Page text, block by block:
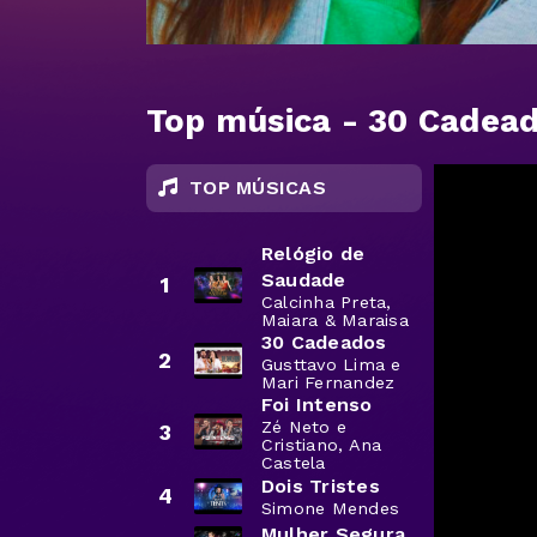
Top música - 30
TOP MÚSICAS
1
Relógio de
Saudade
Calcinha Preta,
Maiara & Maraisa
2
30 Cadeados
Gusttavo Lima e
Mari Fernandez
3
Foi Intenso
Zé Neto e
Cristiano, Ana
Castela
4 Dois Tristes
Simone Mendes